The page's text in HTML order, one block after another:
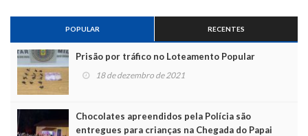
POPULAR RECENTES
Prisão por tráfico no Loteamento Popular
18 de dezembro de 2021
Chocolates apreendidos pela Polícia são
entregues para crianças na Chegada do Papai